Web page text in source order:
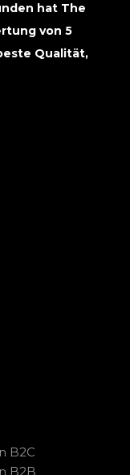
hat The
von 5
Qualität,
B2C
B2B